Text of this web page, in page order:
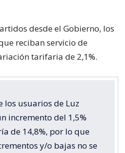
desde el Gobierno, los
reciban servicio de
tarifaria de 2,1%.
los usuarios de Luz
incremento del 1,5%
de 14,8%, por lo que
y/o bajas no se